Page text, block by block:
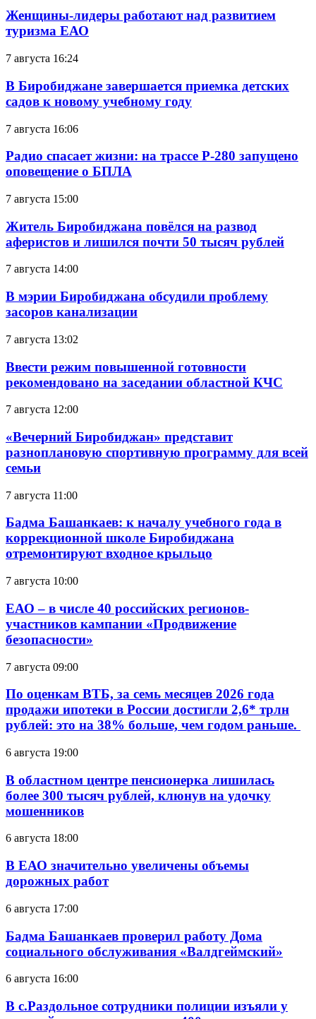
Женщины-лидеры работают над развитием
туризма ЕАО
7 августа 16:24
В Биробиджане завершается приемка детских
садов к новому учебному году
7 августа 16:06
Радио спасает жизни: на трассе Р-280 запущено
оповещение о БПЛА
7 августа 15:00
Житель Биробиджана повёлся на развод
аферистов и лишился почти 50 тысяч рублей
7 августа 14:00
В мэрии Биробиджана обсудили проблему
засоров канализации
7 августа 13:02
Ввести режим повышенной готовности
рекомендовано на заседании областной КЧС
7 августа 12:00
«Вечерний Биробиджан» представит
разноплановую спортивную программу для всей
семьи
7 августа 11:00
Бадма Башанкаев: к началу учебного года в
коррекционной школе Биробиджана
отремонтируют входное крыльцо
7 августа 10:00
ЕАО – в числе 40 российских регионов-
участников кампании «Продвижение
безопасности»
7 августа 09:00
По оценкам ВТБ, за семь месяцев 2026 года
продажи ипотеки в России достигли 2,6* трлн
рублей: это на 38% больше, чем годом раньше.
6 августа 19:00
В областном центре пенсионерка лишилась
более 300 тысяч рублей, клюнув на удочку
мошенников
6 августа 18:00
В ЕАО значительно увеличены объемы
дорожных работ
6 августа 17:00
Бадма Башанкаев проверил работу Дома
социального обслуживания «Валдгеймский»
6 августа 16:00
В с.Раздольное сотрудники полиции изъяли у